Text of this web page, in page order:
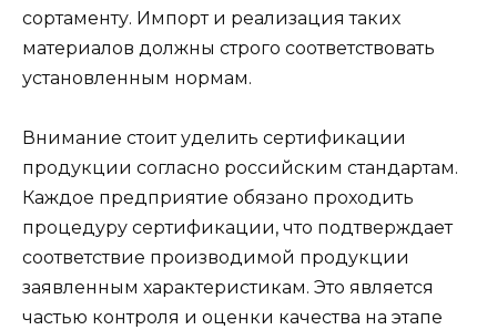
сортаменту. Импорт и реализация таких
материалов должны строго соответствовать
установленным нормам.
Внимание стоит уделить сертификации
продукции согласно российским стандартам.
Каждое предприятие обязано проходить
процедуру сертификации, что подтверждает
соответствие производимой продукции
заявленным характеристикам. Это является
частью контроля и оценки качества на этапе